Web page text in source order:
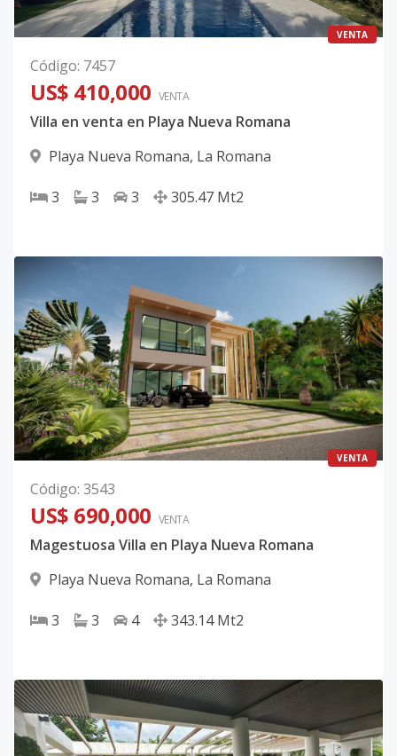
VENTA
Código: 7457
US$ 410,000 VENTA
Villa en venta en Playa Nueva Romana
Playa Nueva Romana, La Romana
3 3 3 305.47 Mt2
VENTA
Código: 3543
US$ 690,000 VENTA
Magestuosa Villa en Playa Nueva Romana
Playa Nueva Romana, La Romana
3 3 4 343.14 Mt2